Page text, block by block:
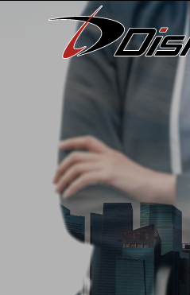
会社案内
Campany
事業案内
Business information